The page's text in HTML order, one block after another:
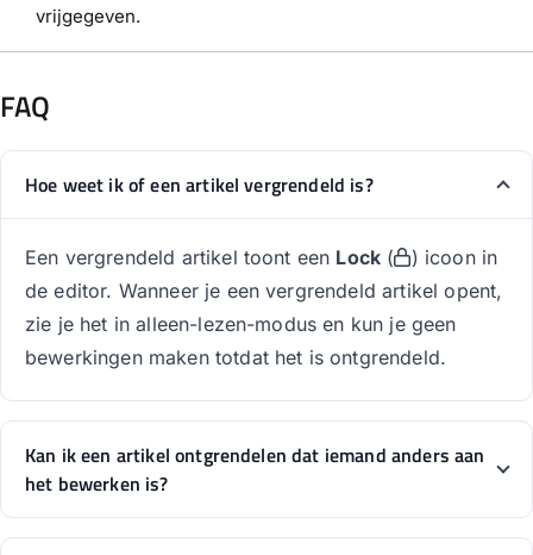
vrijgegeven.
FAQ
Hoe weet ik of een artikel vergrendeld is?
Een vergrendeld artikel toont een Lock (
) icoon in
de editor. Wanneer je een vergrendeld artikel opent,
zie je het in alleen-lezen-modus en kun je geen
bewerkingen maken totdat het is ontgrendeld.
Kan ik een artikel ontgrendelen dat iemand anders aan
het bewerken is?